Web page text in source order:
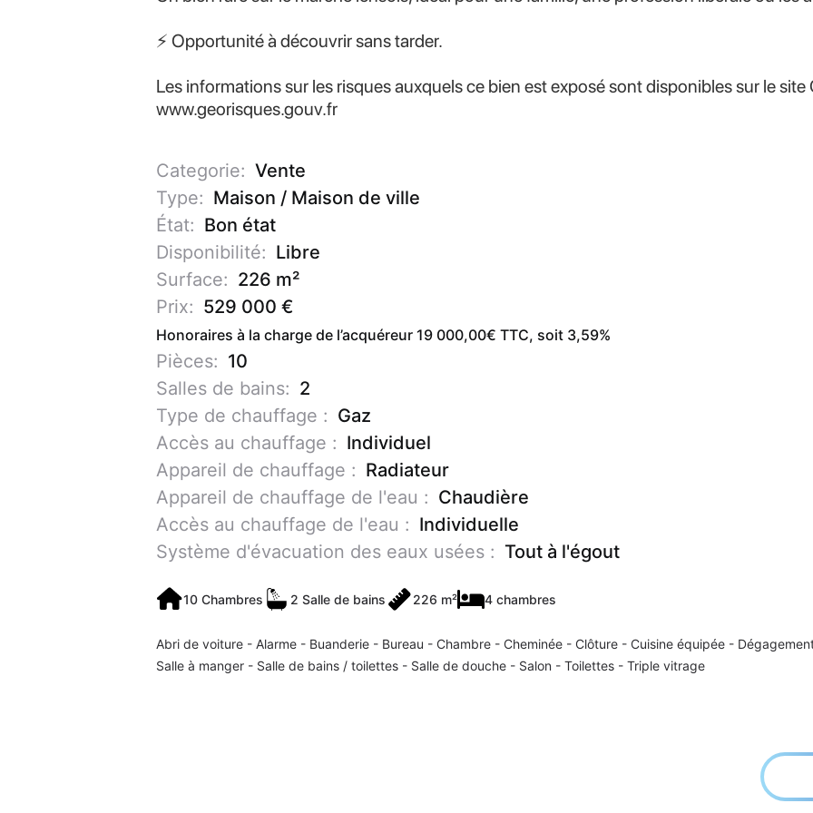
⚡ Opportunité à découvrir sans tarder.
Les informations sur les risques auxquels ce bien est exposé sont disponibles sur le site
www.georisques.gouv.fr
Categorie: Vente
Type: Maison / Maison de ville
État: Bon état
Disponibilité: Libre
Surface: 226 m²
Prix: 529 000 €
Honoraires à la charge de l’acquéreur 19 000,00€ TTC, soit 3,59%
Pièces: 10
Salles de bains: 2
Type de chauffage : Gaz
Accès au chauffage : Individuel
Appareil de chauffage : Radiateur
Appareil de chauffage de l'eau : Chaudière
Accès au chauffage de l'eau : Individuelle
Système d'évacuation des eaux usées : Tout à l'égout
10 Chambres 2 Salle de bains 226 m² 4 chambres
Abri de voiture Alarme Buanderie Bureau Chambre Cheminée Clôture Cuisine équipée
Salle à manger
Salle de bains / toilettes Salle de douche Salon Toilettes Triple vitrage